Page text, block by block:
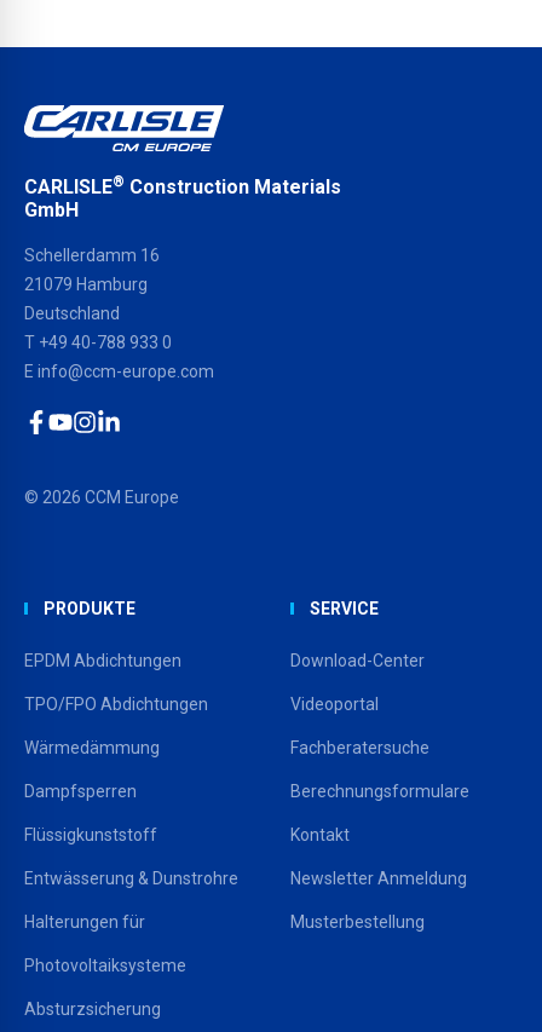
CARLISLE® Construction Materials
GmbH
Schellerdamm 16
21079 Hamburg
Deutschland
T +49 40-788 933 0
E info@ccm-europe.com
© 2026 CCM Europe
PRODUKTE
EPDM Abdichtungen
TPO/FPO Abdichtungen
Wärmedämmung
Dampfsperren
Flüssigkunststoff
Entwässerung & Dunstrohre
Halterungen für
Photovoltaiksysteme
Absturzsicherung
SERVICE
Download-Center
Videoportal
Fachberatersuche
Berechnungsformulare
Kontakt
Newsletter Anmeldung
Musterbestellung